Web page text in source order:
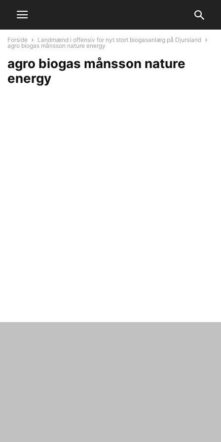
Forside
Landmænd i offensiv for nyt stort biogasanlæg på Djursland
agro biogas månsson nature energy
agro biogas månsson nature
energy